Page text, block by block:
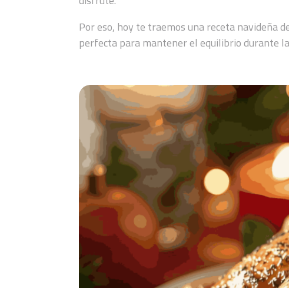
Por eso, hoy te traemos una receta navideña
perfecta para mantener el equilibrio durante